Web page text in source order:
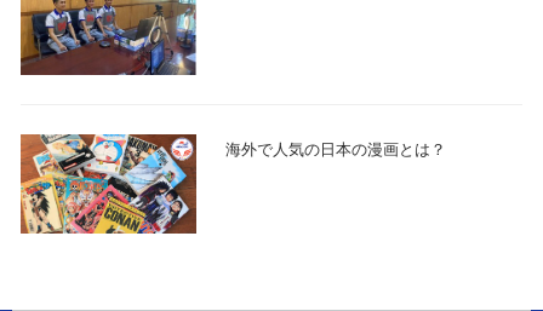
海外で人気の日本の漫画とは？